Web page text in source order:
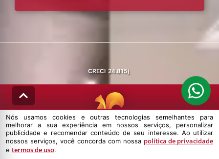
CRECI 24.815j
© DESENVOLVIDO PELAAGIL.NET
Nós usamos cookies e outras tecnologias semelhantes para melhorar a
sua experiência em nossos serviços, personalizar publicidade e
Nós usamos cookies e outras tecnologias semelhantes para
melhorar a sua experiência em nossos serviços, personalizar
publicidade e recomendar conteúdo de seu interesse. Ao utilizar
nossos serviços, você concorda com nossa política de privacidade
e termos de uso.